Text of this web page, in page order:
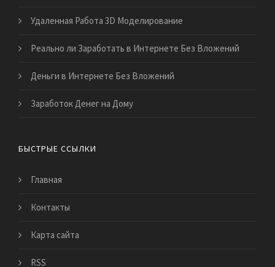
Удаленная Работа 3D Моделирование
Реально ли Заработать в Интернете Без Вложений
Деньги в Интернете Без Вложений
Заработок Денег на Дому
БЫСТРЫЕ ССЫЛКИ
Главная
Контакты
Карта сайта
RSS